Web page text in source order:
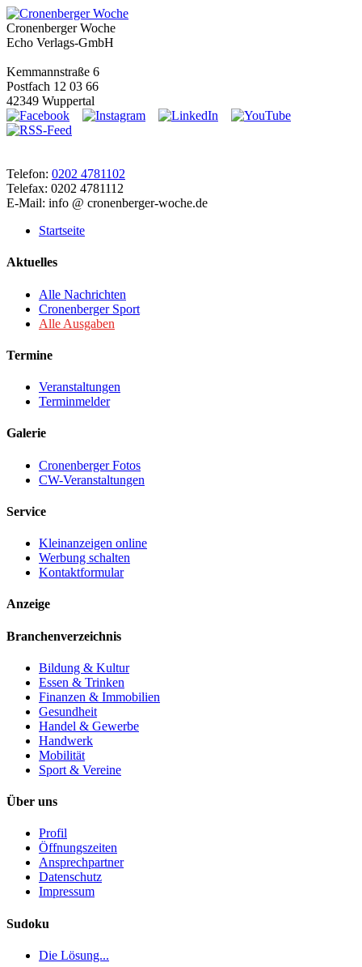
Cronenberger Woche
Echo Verlags-GmbH
Kemmannstraße 6
Postfach 12 03 66
42349 Wuppertal
Telefon: 0202 4781102
Telefax: 0202 4781112
E-Mail: info @ cronenberger-woche.de
Startseite
Aktuelles
Alle Nachrichten
Cronenberger Sport
Alle Ausgaben
Termine
Veranstaltungen
Terminmelder
Galerie
Cronenberger Fotos
CW-Veranstaltungen
Service
Kleinanzeigen online
Werbung schalten
Kontaktformular
Anzeige
Branchenverzeichnis
Bildung & Kultur
Essen & Trinken
Finanzen & Immobilien
Gesundheit
Handel & Gewerbe
Handwerk
Mobilität
Sport & Vereine
Über uns
Profil
Öffnungszeiten
Ansprechpartner
Datenschutz
Impressum
Sudoku
Die Lösung...